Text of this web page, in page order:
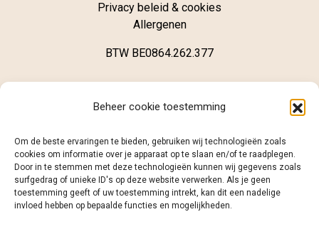
Beheer cookie toestemming
Om de beste ervaringen te bieden, gebruiken wij technologieën zoals
cookies om informatie over je apparaat op te slaan en/of te raadplegen.
Door in te stemmen met deze technologieën kunnen wij gegevens zoals
surfgedrag of unieke ID's op deze website verwerken. Als je geen
toestemming geeft of uw toestemming intrekt, kan dit een nadelige
invloed hebben op bepaalde functies en mogelijkheden.
Privacy beleid & cookies
Allergenen
BTW BE0864.262.377
B-8020 Oostkamp
+32 (0)468 12 98 86
info@caramelo.be